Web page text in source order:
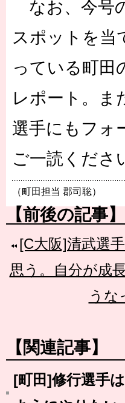
なお、今号
スポットを当
っている町田
レポート。ま
選手にもフォ
ご一読くださ
（町田担当 郡司聡）
【前後の記事】
[C大阪]清武選
思う。自分が成
うな
【関連記事】
[町田]修行選手